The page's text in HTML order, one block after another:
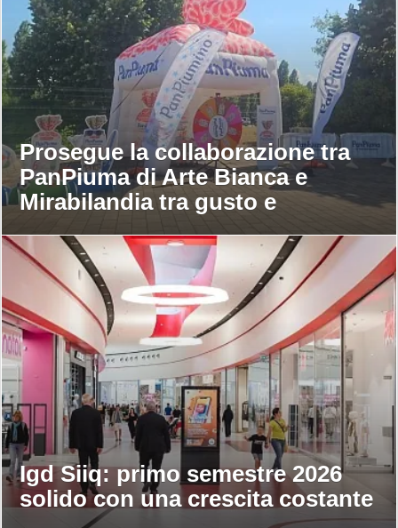
Prosegue la collaborazione tra
PanPiuma di Arte Bianca e
Mirabilandia tra gusto e
divertimento
Igd Siiq: primo semestre 2026
solido con una crescita costante